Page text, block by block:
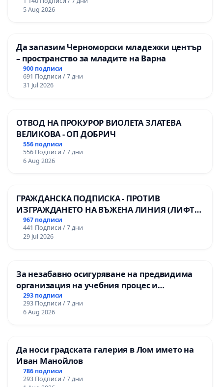
Професионалната гимназия по икономика и
мениджмънт – гр. Пазарджик
5 Aug 2026
Да запазим Черноморски младежки център
– пространство за младите на Варна
900 подписи
691 Подписи / 7 дни
31 Jul 2026
ОТВОД НА ПРОКУРОР ВИОЛЕТА ЗЛАТЕВА
ВЕЛИКОВА - ОП ДОБРИЧ
556 подписи
556 Подписи / 7 дни
6 Aug 2026
ГРАЖДАНСКА ПОДПИСКА - ПРОТИВ
ИЗГРАЖДАНЕТО НА ВЪЖЕНА ЛИНИЯ (ЛИФТ)
НА ТЕРИТОРИЯТА НА ПРИРОДНА
ЗАБЕЛЕЖИТЕЛНОСТ „ХЪЛМ НА
ОСВОБОДИТЕЛИТЕ“ (БУНАРДЖИК)
967 подписи
441 Подписи / 7 дни
29 Jul 2026
За незабавно осигуряване на предвидима
организация на учебния процес и
гарантиране на правото на равнопоставено
и качествено образование на учениците от
ОУ „Княз Александър I“ и Хуманитарна
293 подписи
293 Подписи / 7 дни
6 Aug 2026
Да носи градската галерия в Лом името на
Иван Манойлов
786 подписи
293 Подписи / 7 дни